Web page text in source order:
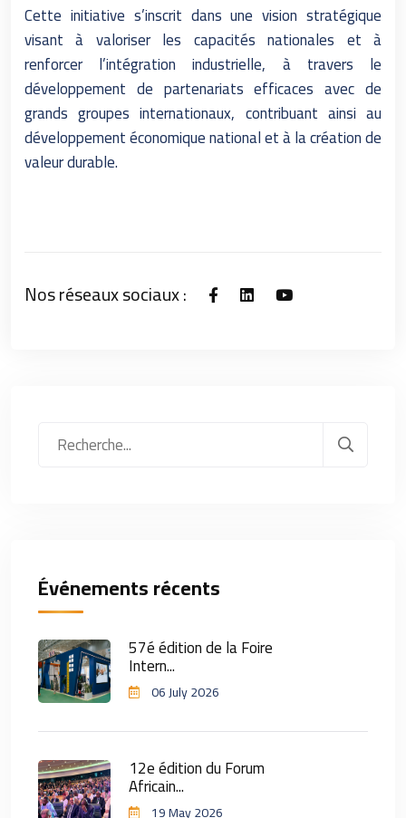
Cette initiative s’inscrit dans une vision stratégique
visant à valoriser les capacités nationales et à
renforcer l’intégration industrielle, à travers le
développement de partenariats efficaces avec de
grands groupes internationaux, contribuant ainsi au
développement économique national et à la création de
valeur durable.
Nos réseaux sociaux :
Événements récents
57é édition de la Foire
Intern...
06 July 2026
12e édition du Forum
Africain...
19 May 2026